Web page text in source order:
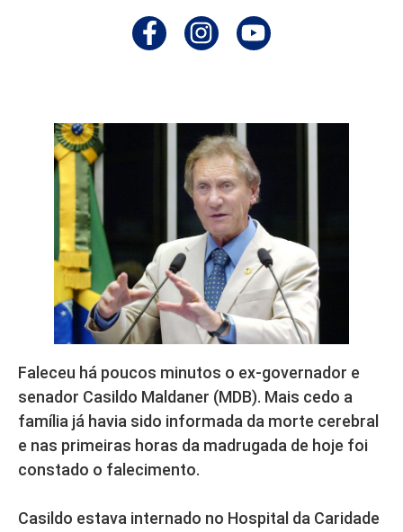
Faleceu há poucos minutos o ex-governador e
senador Casildo Maldaner (MDB). Mais cedo a
família já havia sido informada da morte cerebral
e nas primeiras horas da madrugada de hoje foi
constado o falecimento.
Casildo estava internado no Hospital da Caridade